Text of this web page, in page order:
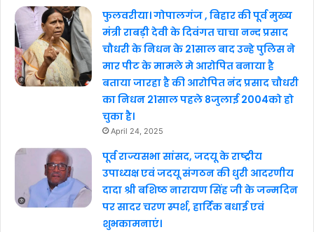
फुलवरीया। गोपालगंज , बिहार की पूर्व मुख्य
मंत्री राबड़ी देवी के दिवंगत चाचा नन्द प्रसाद
चौधरी के निधन के 21साल बाद उन्हे पुलिस ने
मार पीट के मामले मे आरोपित बनाया है
बताया जारहा है की आरोपित नंद प्रसाद चौधरी
का निधन 21साल पहले 8जुलाई 2004को हो
चुका है।
April 24, 2025
पूर्व राज्यसभा सांसद, जदयू के राष्ट्रीय
उपाध्यक्ष एवं जदयू संगठन की धुरी आदरणीय
दादा श्री बशिष्ठ नारायण सिंह जी के जन्मदिन
पर सादर चरण स्पर्श, हार्दिक बधाई एवं
शुभकामनाएं।